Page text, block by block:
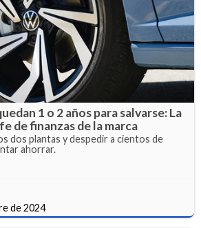
1 o 2 años para salvarse: La
de finanzas de la marca
dos plantas y despedir a cientos de
ahorrar.
de 2024